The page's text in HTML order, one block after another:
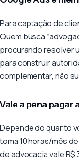
Para captação de
Quem busca
procurando resolver
para construir
complementar, não
Vale a pena
Depende do quanto
toma 10 horas/mês
de advocacia vale R$